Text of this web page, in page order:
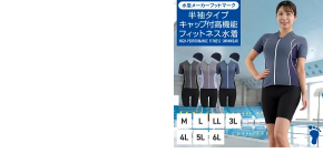
ャップ 半袖 袖付 大きい
サイズ 水着 女性 L 11号
LL 13号 3L 15号 4L 17号
5L 19号 6L 21号 ブラッ
ク グレー ネイビー FOO
TMARK フットマーク